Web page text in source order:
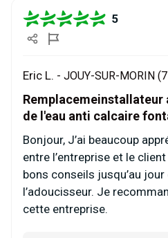
5
Eric L. - JOUY-SUR-MORIN
de l'eau anti calcaire
Bonjour, J’ai beaucoup
entre l’entreprise et le
bons conseils jusqu’au
l’adoucisseur. Je
cette entreprise.